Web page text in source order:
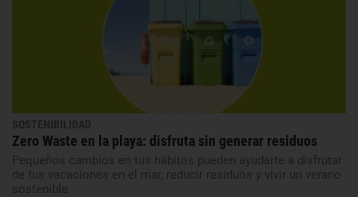
SOSTENIBILIDAD
Zero Waste en la playa: disfruta sin generar residuos
Pequeños cambios en tus hábitos pueden ayudarte a disfrutar
de tus vacaciones en el mar, reducir residuos y vivir un verano
sostenible